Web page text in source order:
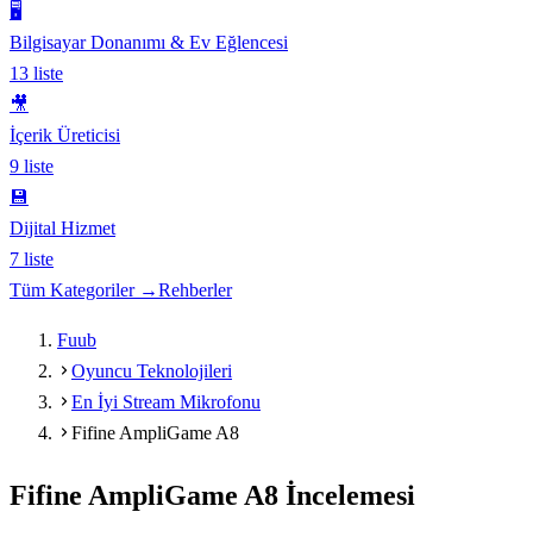
🖥️
Bilgisayar Donanımı & Ev Eğlencesi
13 liste
🎥
İçerik Üreticisi
9 liste
💾
Dijital Hizmet
7 liste
Tüm Kategoriler →Rehberler
Fuub
Oyuncu Teknolojileri
En İyi Stream Mikrofonu
Fifine AmpliGame A8
Fifine AmpliGame A8 İncelemesi